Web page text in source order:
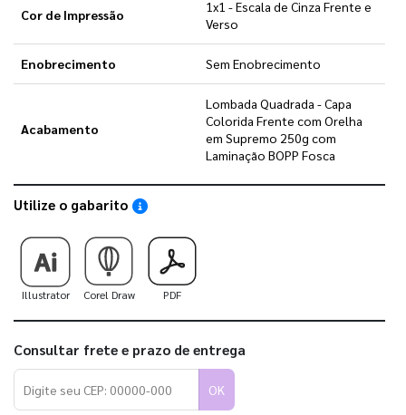
Cor de Impressão
1x1 - Escala de Cinza Frente e
Verso
Enobrecimento Sem Enobrecimento
Acabamento
Lombada Quadrada - Capa
Colorida Frente com Orelha
em Supremo 250g com
Laminação BOPP Fosca
Utilize o gabarito Saiba como utilizar os nossos gabaritos
Illustrator Corel Draw PDF
Consultar frete e prazo de entrega
OK